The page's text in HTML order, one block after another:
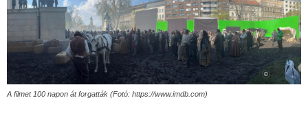
A filmet 100 napon át forgatták (Fotó: https://www.imdb.com)